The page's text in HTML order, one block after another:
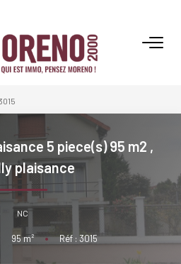
VENTES
AGENCES
5 piece(s) 95 m2 ,
plaisance
NC
95m² • Réf : 3015